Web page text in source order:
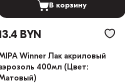
В корзину
BYN
Winner Лак акриловый
400мл (Цвет: